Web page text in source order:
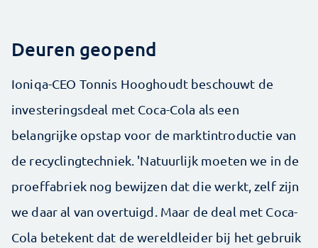
Deuren geopend
Ioniqa-CEO Tonnis Hooghoudt beschouwt de
investeringsdeal met Coca-Cola als een
belangrijke opstap voor de marktintroductie van
de recyclingtechniek. 'Natuurlijk moeten we in de
proeffabriek nog bewijzen dat die werkt, zelf zijn
we daar al van overtuigd. Maar de deal met Coca-
Cola betekent dat de wereldleider bij het gebruik